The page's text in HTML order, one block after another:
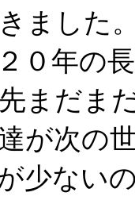
ました
０年の
まだま
が次の
少ない